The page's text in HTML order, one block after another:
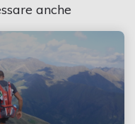
anche